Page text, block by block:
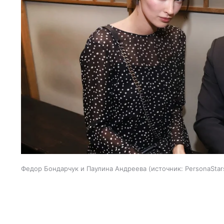
Федор Бондарчук и Паулина Андреева источник: